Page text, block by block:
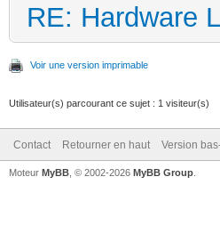
RE: Hardware
Voir une version imprimable
Utilisateur(s) parcourant ce sujet : 1 visiteur(s)
Contact Retourner en haut Version
Moteur MyBB , © 2002-2026 MyBB Group